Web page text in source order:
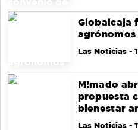
Globalcaja
agrónomos
Las Noticias-
M!mado
propuesta
bienestar
Las Noticias-